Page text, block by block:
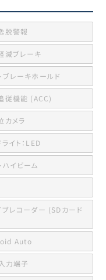
脱警報
減ブレーキ
ブレーキホールド
従機能 (ACC)
カメラ
イト：LED
ハイビーム
ブレコーダー (SDカード
Auto
力端子